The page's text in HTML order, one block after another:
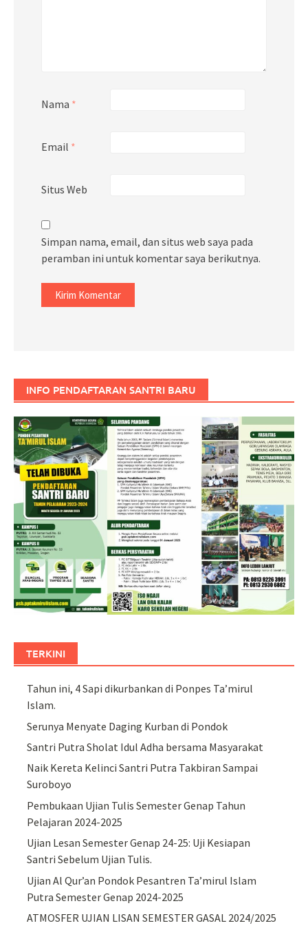
Nama *
Email *
Situs Web
Simpan nama, email, dan situs web saya pada
peramban ini untuk komentar saya berikutnya.
INFO PENDAFTARAN SANTRI BARU
TERKINI
Tahun ini, 4 Sapi dikurbankan di Ponpes Ta’mirul
Islam.
Serunya Menyate Daging Kurban di Pondok
Santri Putra Sholat Idul Adha bersama Masyarakat
Naik Kereta Kelinci Santri Putra Takbiran Sampai
Suroboyo
Pembukaan Ujian Tulis Semester Genap Tahun
Pelajaran 2024-2025
Ujian Lesan Semester Genap 24-25: Uji Kesiapan
Santri Sebelum Ujian Tulis.
Ujian Al Qur’an Pondok Pesantren Ta’mirul Islam
Putra Semester Genap 2024-2025
ATMOSFER UJIAN LISAN SEMESTER GASAL 2024/2025